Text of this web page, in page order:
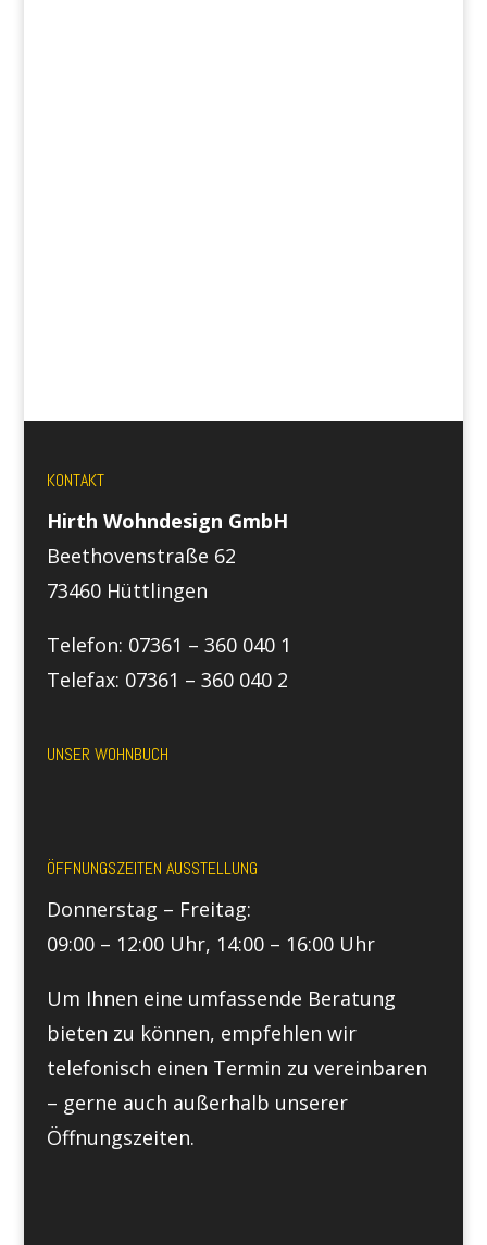
KONTAKT
Hirth Wohndesign GmbH
Beethovenstraße 62
73460 Hüttlingen
Telefon: 07361 – 360 040 1
Telefax: 07361 – 360 040 2
UNSER WOHNBUCH
ÖFFNUNGSZEITEN AUSSTELLUNG
Donnerstag – Freitag:
09:00 – 12:00 Uhr, 14:00 – 16:00 Uhr
Um Ihnen eine umfassende Beratung
bieten zu können, empfehlen wir
telefonisch einen Termin zu vereinbaren
– gerne auch außerhalb unserer
Öffnungszeiten.